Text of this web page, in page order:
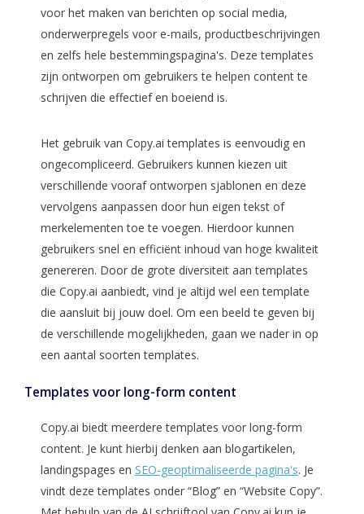
voor het maken van berichten op social media,
onderwerpregels voor e-mails, productbeschrijvingen
en zelfs hele bestemmingspagina's. Deze templates
zijn ontworpen om gebruikers te helpen content te
schrijven die effectief en boeiend is.
Het gebruik van Copy.ai templates is eenvoudig en
ongecompliceerd. Gebruikers kunnen kiezen uit
verschillende vooraf ontworpen sjablonen en deze
vervolgens aanpassen door hun eigen tekst of
merkelementen toe te voegen. Hierdoor kunnen
gebruikers snel en efficiënt inhoud van hoge kwaliteit
genereren. Door de grote diversiteit aan templates
die Copy.ai aanbiedt, vind je altijd wel een template
die aansluit bij jouw doel. Om een beeld te geven bij
de verschillende mogelijkheden, gaan we nader in op
een aantal soorten templates.
Templates voor long-form content
Copy.ai biedt meerdere templates voor long-form
content. Je kunt hierbij denken aan blogartikelen,
landingspages en SEO-geoptimaliseerde pagina's. Je
vindt deze templates onder “Blog” en “Website Copy”.